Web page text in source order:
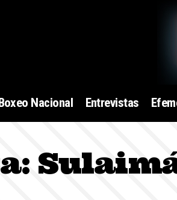
Nacional Entrevistas